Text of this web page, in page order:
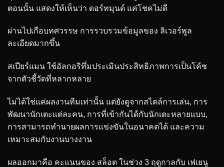
ตอนนั้น แสดงให้เห็นว่า ดอร์ทมุนด์ แค่โชคไม่ดี
ผ่านไปเกือบทศวรรษ การรวบรวมข้อมูลของ ลิเวอร์พูล
ละเอียดมากขึ้น
สเปียร์แมน ใช้อัลกอริทึ่มประเมินประสิทธิภาพการเป็นโค้ช
จากตัวชี้วัดที่หลากหลาย
ไม่ได้ใช่แค่ผลงานทีมเท่านั้น แต่ยังดูจากสไตล์การเล่น, การ
พัฒนานักเตะแต่ละคน, การที่เข้ากันได้กับนักเตะหลายแบบ,
การสามารถทำนายผลการแข่งขันในอนาคตได้ และความ
เหมาะสมกับงานบางงาน
ผลออกมาคือ คะแนนของ สล็อต ในช่วง 3 ฤดูกาลกับ เฟเยนู